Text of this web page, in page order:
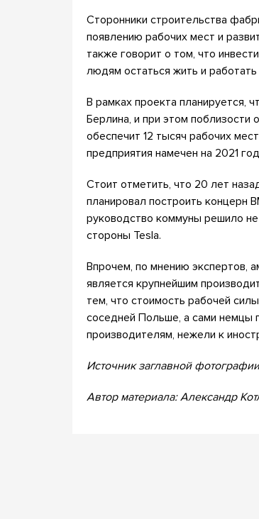
Сторонники строительства
появлению рабочих мест и
также говорит о том, что
людям остаться жить и
В рамках проекта планируется,
Берлина, и при этом поблизости
обеспечит 12 тысяч рабочих
предприятия намечен на 2021
Стоит отметить, что 20 лет
планировал построить концерн
руководство коммуны решило не
стороны Tesla.
Впрочем, по мнению экспертов,
является крупнейшим
тем, что стоимость рабочей
соседней Польше, а сами немцы
производителям, нежели к
Источник заглавной
Автор материала: Александр